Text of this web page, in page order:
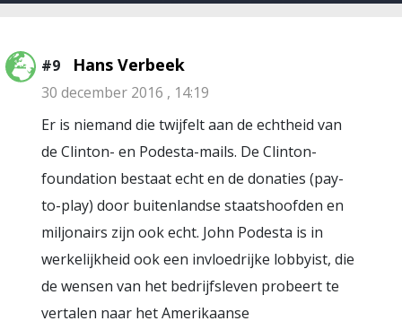
#9 Hans Verbeek
30 december 2016 , 14:19
Er is niemand die twijfelt aan de echtheid van
de Clinton- en Podesta-mails. De Clinton-
foundation bestaat echt en de donaties (pay-
to-play) door buitenlandse staatshoofden en
miljonairs zijn ook echt. John Podesta is in
werkelijkheid ook een invloedrijke lobbyist, die
de wensen van het bedrijfsleven probeert te
vertalen naar het Amerikaanse